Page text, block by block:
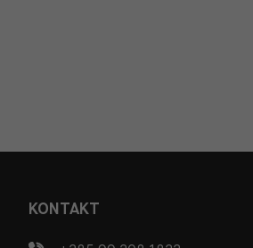
KONTAKT